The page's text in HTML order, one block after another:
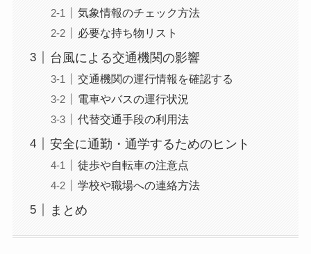
気象情報のチェック方法
必要な持ち物リスト
台風による交通機関の影響
交通機関の運行情報を確認する
電車やバスの運行状況
代替交通手段の利用法
安全に通勤・通学するためのヒント
徒歩や自転車の注意点
学校や職場への連絡方法
まとめ